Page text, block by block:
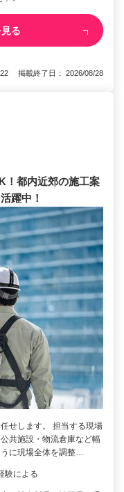
る
22 掲載終了日： 2026/08/28
！都内近郊の施工案
躍中！
せします。 担当する現場
共施設・物流倉庫など幅
に現場全体を調整…
による